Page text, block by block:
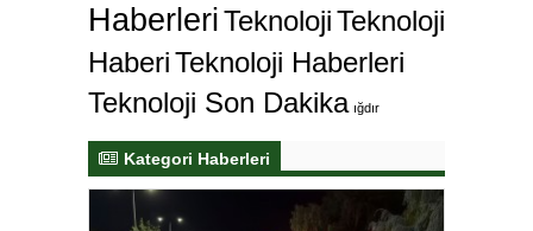
HaberleriTeknolojiTeknoloji
HaberiTeknoloji Haberleri
Teknoloji Son Dakika ığdır
Kategori Haberleri